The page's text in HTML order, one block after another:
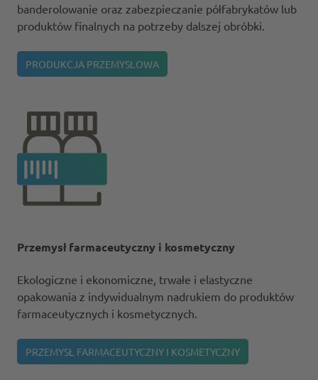
banderolowanie oraz zabezpieczanie półfabrykatów lub
produktów finalnych na potrzeby dalszej obróbki.
PRODUKCJA PRZEMYSŁOWA
Przemysł farmaceutyczny i kosmetyczny
Ekologiczne i ekonomiczne, trwałe i elastyczne
opakowania z indywidualnym nadrukiem do produktów
farmaceutycznych i kosmetycznych.
PRZEMYSŁ FARMACEUTYCZNY I KOSMETYCZNY